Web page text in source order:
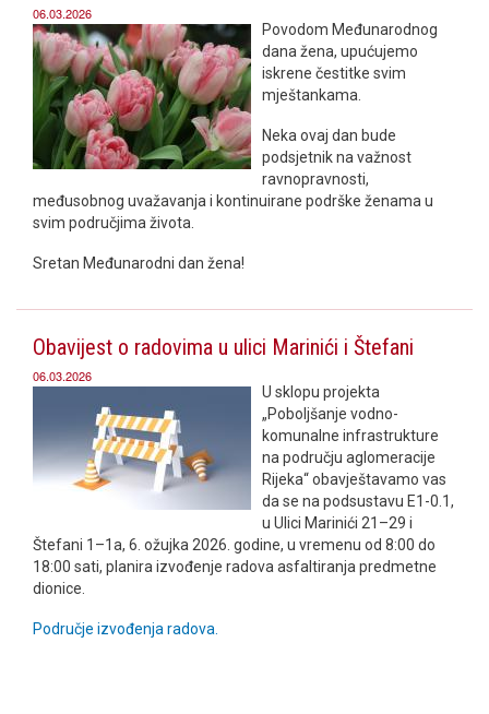
06.03.2026
Povodom Međunarodnog
dana žena, upućujemo
iskrene čestitke svim
mještankama.
Neka ovaj dan bude
podsjetnik na važnost
ravnopravnosti,
međusobnog uvažavanja i kontinuirane podrške ženama u
svim područjima života.
Sretan Međunarodni dan žena!
Obavijest o radovima u ulici Marinići i Štefani
06.03.2026
U sklopu projekta
„Poboljšanje vodno-
komunalne infrastrukture
na području aglomeracije
Rijeka“ obavještavamo vas
da se na podsustavu E1-0.1,
u Ulici Marinići 21–29 i
Štefani 1–1a, 6. ožujka 2026. godine, u vremenu od 8:00 do
18:00 sati, planira izvođenje radova asfaltiranja predmetne
dionice.
Područje izvođenja radova.